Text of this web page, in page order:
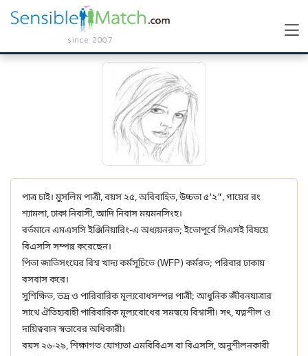
since 2007
পাত্র চাই। মুসলিম পাত্রী, বয়স ২৫, অবিবাহিত, উচ্চতা ৫'২", গায়ের রং
শ্যামলা, ঢাকা নিবাসী, আদি নিবাস ময়মনসিংহ।
বর্তমানে এমএসসি ইঞ্জিনিয়ারিং-এ অধ্যয়নরত; ইতোপূর্বে সিএসই বিষয়ে
বিএসসি সম্পন্ন করেছেন।
পিতা জাতিসংঘের বিশ্ব খাদ্য কর্মসূচিতে (WFP) কর্মরত; পরিবার ঢাকায়
বসবাস করে।
সুশিক্ষিত, ভদ্র ও পারিবারিক মূল্যবোধসম্পন্ন পাত্রী; আধুনিক জীবনযাত্রার
সাথে ঐতিহ্যবাহী পারিবারিক মূল্যবোধের সমন্বয়ে বিশ্বাসী। সৎ, যত্নশীল ও
দায়িত্ববান স্বভাবের অধিকারী।
বয়স ২৬-২৯, শিক্ষাগত যোগ্যতা এমবিবিএস বা বিএসসি, অনুশীলনকারী